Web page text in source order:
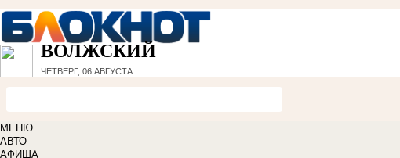
ВОЛЖСКИЙ
ЧЕТВЕРГ, 06 АВГУСТА
МЕНЮ
АВТО
АФИША